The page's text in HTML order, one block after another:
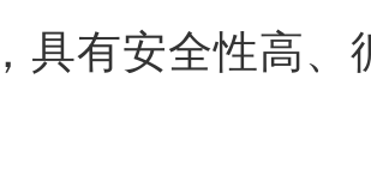
具有安全性高